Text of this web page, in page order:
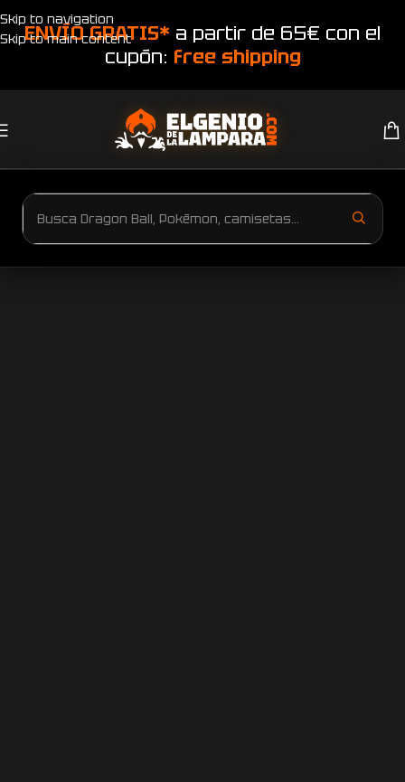
Skip to navigation
Skip to main content
ENVÍO GRATIS* a partir de 65€ con el
cupón: free shipping